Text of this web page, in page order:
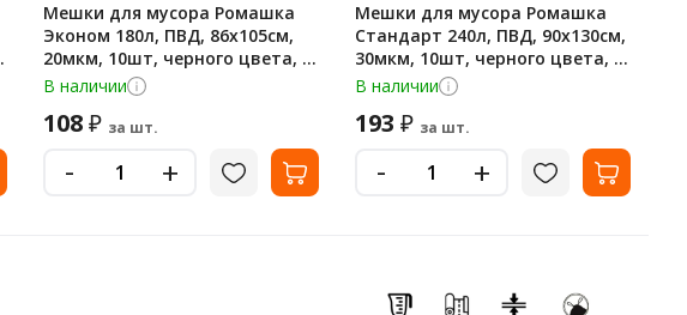
Мешки для мусора Ромашка
Эконом 180л, ПВД, 86х105см,
20мкм, 10шт, черного цвета, в
рулоне
В наличии
108₽ за шт.
- +
Мешки для мусора Ромашка
Стандарт 240л, ПВД, 90х130см,
30мкм, 10шт, черного цвета, в
рулоне
В наличии
193 ₽ за шт.
- +